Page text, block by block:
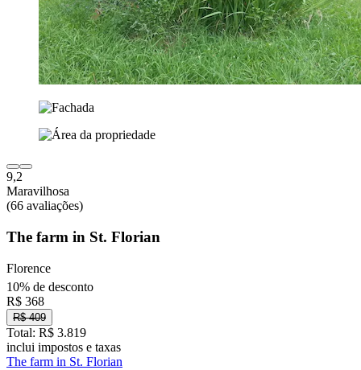
9,2
Maravilhosa
(66 avaliações)
The farm in St. Florian
Florence
10% de desconto
R$ 368
R$ 409
Total: R$ 3.819
inclui impostos e taxas
The farm in St. Florian